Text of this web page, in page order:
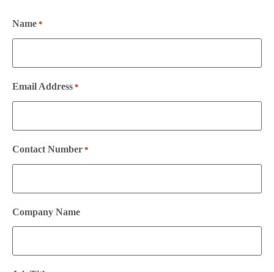
Name *
Email Address *
Contact Number *
Company Name